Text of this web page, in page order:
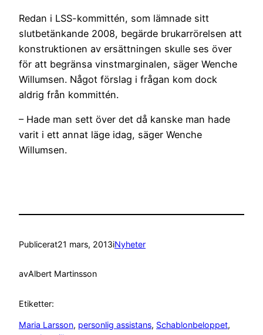
Redan i LSS-kommittén, som lämnade sitt
slutbetänkande 2008, begärde brukarrörelsen att
konstruktionen av ersättningen skulle ses över
för att begränsa vinstmarginalen, säger Wenche
Willumsen. Något förslag i frågan kom dock
aldrig från kommittén.
– Hade man sett över det då kanske man hade
varit i ett annat läge idag, säger Wenche
Willumsen.
Publicerat21 mars, 2013iNyheter
avAlbert Martinsson
Etiketter:
Maria Larsson, personlig assistans, Schablonbeloppet